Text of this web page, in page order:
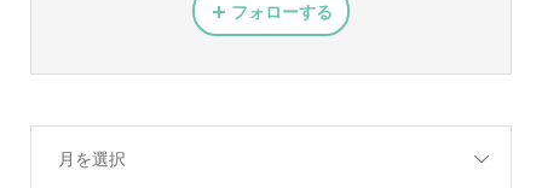
フォローする
月を選択